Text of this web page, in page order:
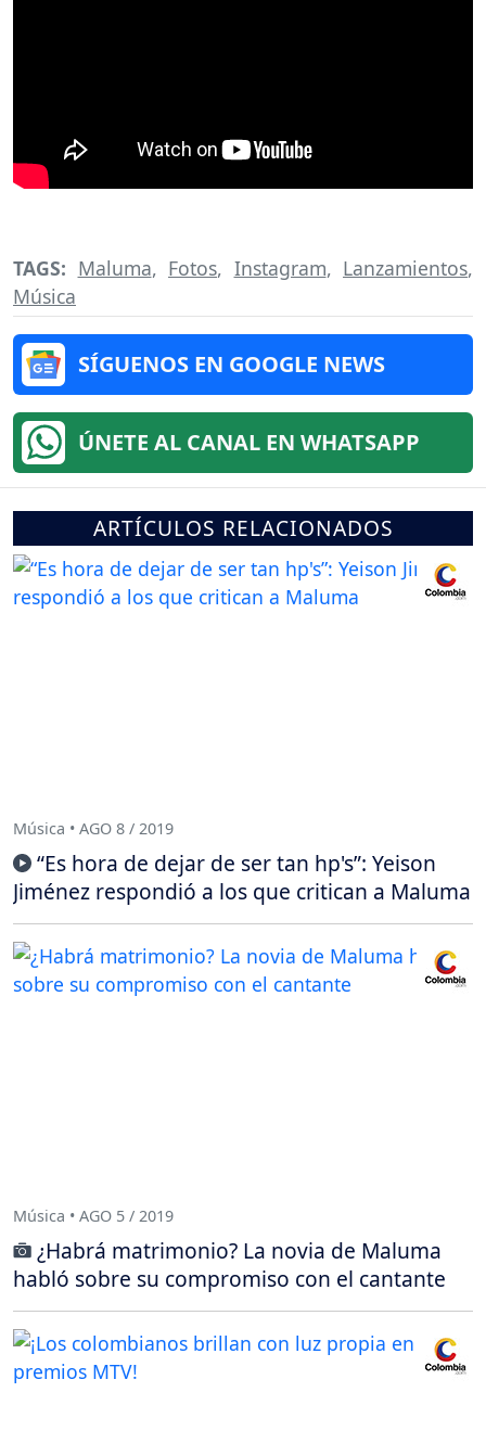
TAGS: Maluma, Fotos, Instagram, Lanzamientos,
Música
SÍGUENOS EN GOOGLE NEWS
ÚNETE AL CANAL EN WHATSAPP
ARTÍCULOS RELACIONADOS
Música • AGO 8 / 2019
“Es hora de dejar de ser tan hp's”: Yeison
Jiménez respondió a los que critican a Maluma
Música • AGO 5 / 2019
¿Habrá matrimonio? La novia de Maluma
habló sobre su compromiso con el cantante